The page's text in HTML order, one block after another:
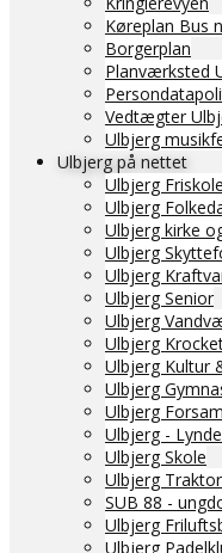
Køreplan Bus
Borgerplan
Planværksted
Vedtægter
Ulbjerg
Ulbjerg på nettet
Ulbjerg Friskole
Ulbjerg
Ulbjerg kirke
Ulbjerg
Ulbjerg
Ulbjerg Senior
Ulbjerg
Ulbjerg
Ulbjerg Kultur
Ulbjerg
Ulbjerg
Ulbjerg -
Ulbjerg Skole
Ulbjerg
SUB 88 -
Ulbjerg
Ulbjerg